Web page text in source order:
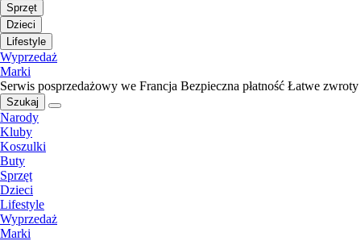
Sprzęt
Dzieci
Lifestyle
Wyprzedaż
Marki
Serwis posprzedażowy we Francja Bezpieczna płatność Łatwe zwroty
Szukaj
Narody
Kluby
Koszulki
Buty
Sprzęt
Dzieci
Lifestyle
Wyprzedaż
Marki